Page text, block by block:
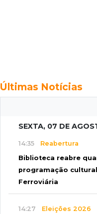
Últimas Notícias
SEXTA, 07 DE
14:35 Reabertura
Biblioteca reabre
programação
Ferroviária
14:27 Eleições 2026